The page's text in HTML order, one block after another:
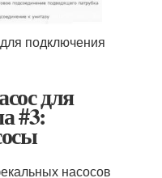
подключения
для
#3:
насосов